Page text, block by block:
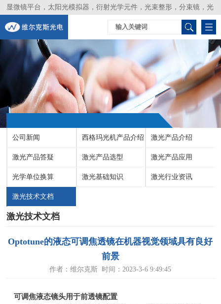
显微镜平台，太阳光模拟器，衍射光学元件，光束整形，分束镜，光
谱仪，生物激光器，光束分析仪，Layertec
公司新闻 西格玛光机产品介绍 激光产品介绍
激光产品答疑 激光产品选型 激光产品应用
光学单位换算 激光基础知识 激光行业资讯
激光技术文档
激光技术文档
Optotune的液态可调焦透镜在机器视觉领域具有良好
前景
作者：维尔克斯 时间：2023-3-6 9:49:45
可调焦液态镜头用于前透镜配置